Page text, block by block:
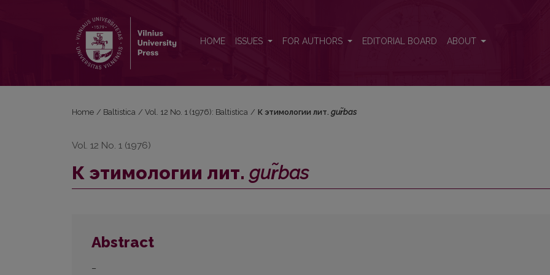
HOME ISSUES FOR AUTHORS EDITORIAL BOARD ABOUT
Home / Baltistica / Vol. 12 No. 1 (1976): Baltistica / К этимологии лит. gur̃bas
Vol. 12 No. 1 (1976)
К этимологии лит. gur̃bas
Abstract
–